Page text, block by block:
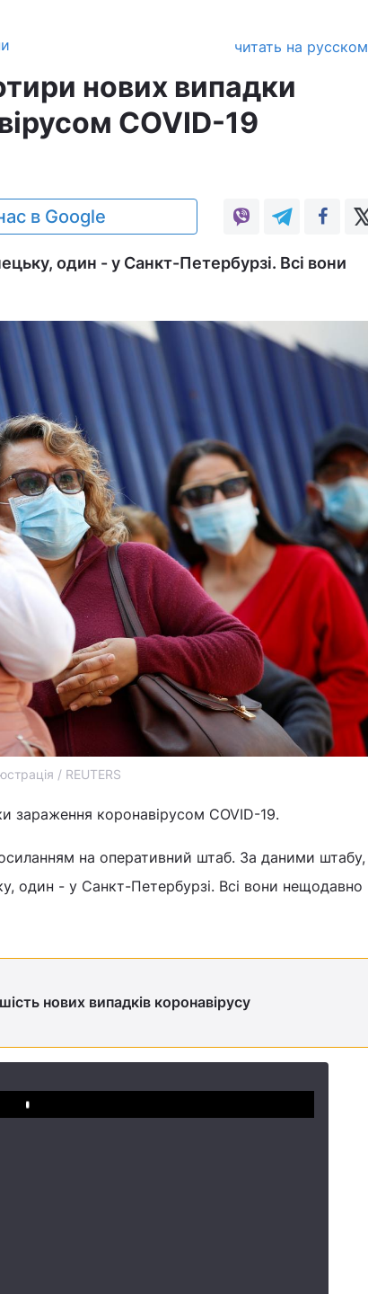
читать на русском
нових випадки
COVID-19
в Google
один - у Санкт-Петербурзі. Всі вони
/ REUTERS
зараження коронавірусом COVID-19.
на оперативний штаб. За даними штабу,
один - у Санкт-Петербурзі. Всі вони нещодавно
нових випадків коронавірусу
Play